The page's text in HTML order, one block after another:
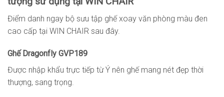
Điểm danh ngay bộ sưu tập ghế xoay văn phòng màu đen
cao cấp tại WIN CHAIR sau đây.
Ghế Dragonfly GVP189
Được nhập khẩu trực tiếp từ Ý nên ghế mang nét đẹp thời
thượng, sang trọng.